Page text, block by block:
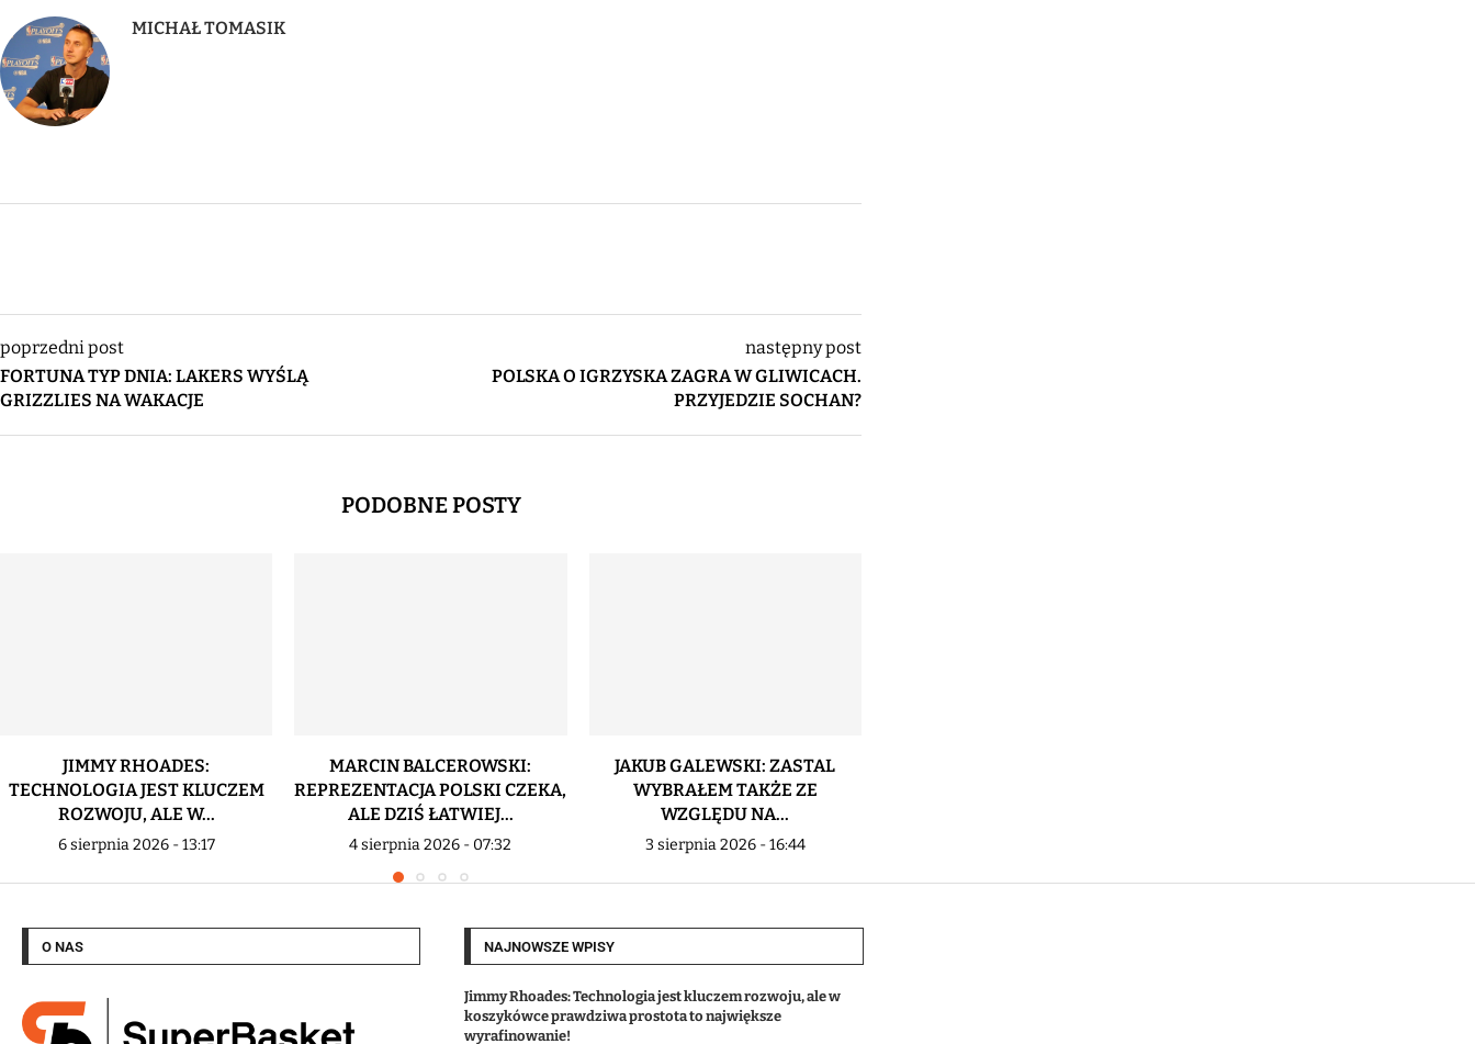
MICHAŁ TOMASIK
poprzedni post
FORTUNA TYP DNIA: LAKERS WYŚLĄ
GRIZZLIES NA WAKACJE
następny post
POLSKA O IGRZYSKA ZAGRA W GLIWICACH.
PRZYJEDZIE SOCHAN?
PODOBNE POSTY
JIMMY RHOADES:
TECHNOLOGIA JEST KLUCZEM
ROZWOJU, ALE W...
6 sierpnia 2026 - 13:17
MARCIN BALCEROWSKI:
REPREZENTACJA POLSKI CZEKA,
ALE DZIŚ ŁATWIEJ...
4 sierpnia 2026 - 07:32
JAKUB GALEWSKI: ZASTAL
WYBRAŁEM TAKŻE ZE
WZGLĘDU NA...
3 sierpnia 2026 - 16:44
O NAS NAJNOWSZE WPISY
Jimmy Rhoades: Technologia jest kluczem rozwoju, ale w
koszykówce prawdziwa prostota to największe
wyrafinowanie!